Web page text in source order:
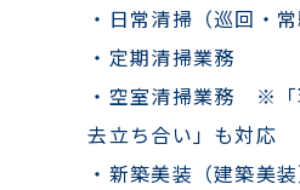
・日常清掃（巡回・
・定期清掃業務
・空室清掃業務 ※「
去立ち合い」も対応
・新築美装（建築美